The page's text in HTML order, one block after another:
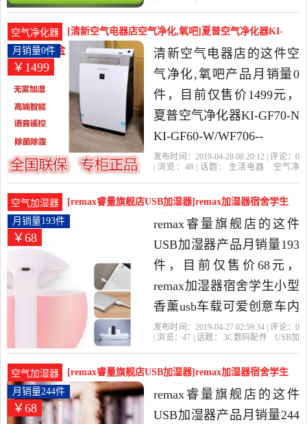
活电器当中性价比很高的
空气净化,氧吧，由浙江 杭
州发货。
空气净化器
[清新空气电器店空气净化,氧吧]夏普空气净化器KI-
GF70-N K月销量0件仅售1499元
￥1499
月销量0件
清新空气电器店的这件空
气净化,氧吧产品月销量0
件，目前仅售价1499元，
夏普空气净化器KI-GF70-N
KI-GF60-W/WF706--
W/WF606正品除PM2.5是
选生活电器当中性价比很
高的空气净化,氧吧，由北
京发货。
发布时间：2019-04-28 08:20:12 | 评论： 0
| 浏览： 48| 话题： 生活电器
空气净
空气加湿器
[remax睿量旗舰店USB加湿器]remax加湿器宿舍学生
小型香薰us月销量193件仅售68元
￥68
月销量193件
remax睿量旗舰店的这件
USB加湿器产品月销量193
件，目前仅售价68元，
remax加湿器宿舍学生小型
香薰usb车载可爱创意车内
桌面办公室迷你静音孕妇
用便携网红是2019年remax
睿量旗舰店精选3C数码配
件当中性价比很高的USB
发布时间：2019-04-27 02:59:34 | 评论： 0
| 浏览：47 | 话题： 3C数码配件
USB加
空气加湿器
[remax睿量旗舰店USB加湿器]remax加湿器宿舍学生
小型香薰us月销量244件仅售68元
￥68
月销量244件
remax睿量旗舰店的这件
USB加湿器产品月销量244